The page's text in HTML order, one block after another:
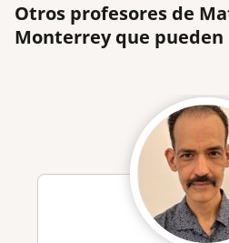
Otros profesores de
Monterrey que